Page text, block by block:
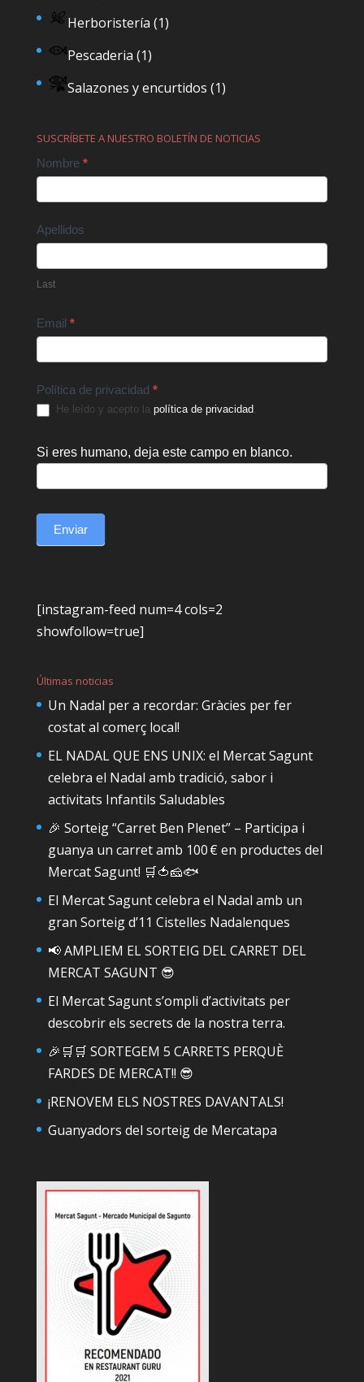
Herboristería (1)
Pescaderia (1)
Salazones y encurtidos (1)
SUSCRÍBETE A NUESTRO BOLETÍN DE NOTICIAS
Contact
Nombre *
Apellidos
Last
Email *
Política de privacidad *
He leído y acepto la política de privacidad.
Si eres humano, deja este campo en blanco.
Enviar
[instagram-feed num=4 cols=2
showfollow=true]
Últimas noticias
Un Nadal per a recordar: Gràcies per fer
costat al comerç local!
EL NADAL QUE ENS UNIX: el Mercat Sagunt
celebra el Nadal amb tradició, sabor i
activitats Infantils Saludables
🎉 Sorteig “Carret Ben Plenet” – Participa i
guanya un carret amb 100 € en productes del
Mercat Sagunt! 🛒🍅🧀🐟
El Mercat Sagunt celebra el Nadal amb un
gran Sorteig d’11 Cistelles Nadalenques
📢 AMPLIEM EL SORTEIG DEL CARRET DEL
MERCAT SAGUNT 😎
El Mercat Sagunt s’ompli d’activitats per
descobrir els secrets de la nostra terra.
🎉🛒🛒 SORTEGEM 5 CARRETS PERQUÈ
FARDES DE MERCAT!! 😎
¡RENOVEM ELS NOSTRES DAVANTALS!
Guanyadors del sorteig de Mercatapa